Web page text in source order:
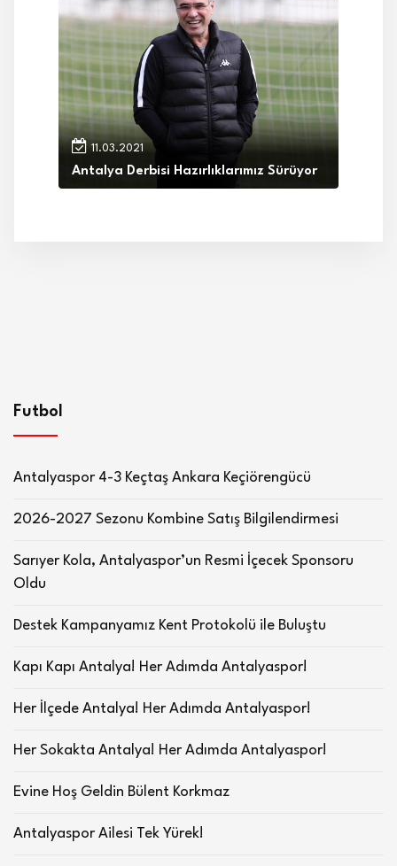
11.03.2021
Antalya Derbisi Hazırlıklarımız Sürüyor
Futbol
Antalyaspor 4-3 Keçtaş Ankara Keçiörengücü
2026-2027 Sezonu Kombine Satış Bilgilendirmesi
Sarıyer Kola, Antalyaspor’un Resmi İçecek Sponsoru
Oldu
Destek Kampanyamız Kent Protokolü ile Buluştu
Kapı Kapı Antalya! Her Adımda Antalyaspor!
Her İlçede Antalya! Her Adımda Antalyaspor!
Her Sokakta Antalya! Her Adımda Antalyaspor!
Evine Hoş Geldin Bülent Korkmaz
Antalyaspor Ailesi Tek Yürek!